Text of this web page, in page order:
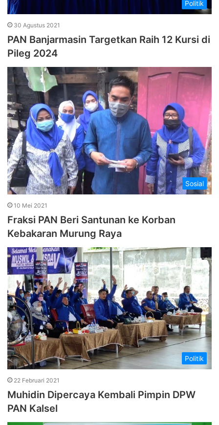
Politik
30 Agustus 2021
PAN Banjarmasin Targetkan Raih 12 Kursi di
Pileg 2024
Sosial
10 Mei 2021
Fraksi PAN Beri Santunan ke Korban
Kebakaran Murung Raya
Politik
22 Februari 2021
Muhidin Dipercaya Kembali Pimpin DPW
PAN Kalsel